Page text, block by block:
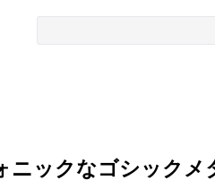
ックなゴシックメ